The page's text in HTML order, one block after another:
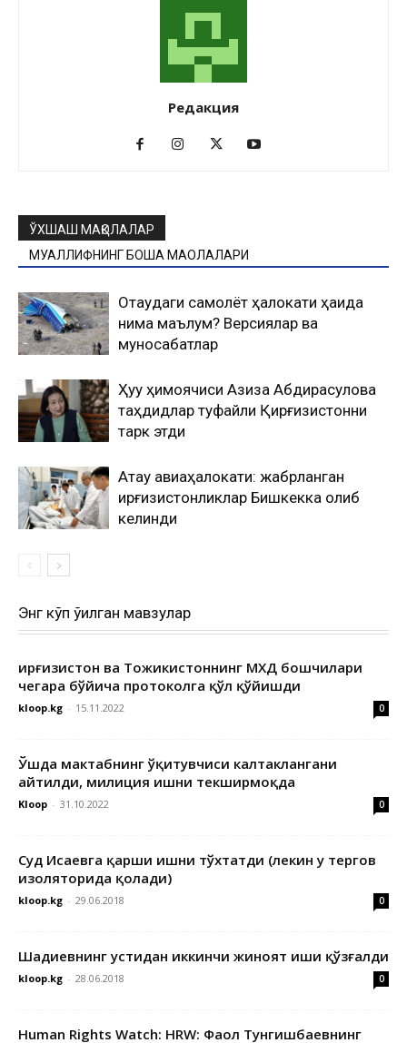
Редакция
ЎХШАШ МАҚОЛАЛАР
МУАЛЛИФНИНГ БОШҚА МАҚОЛАЛАРИ
Оқтаудаги самолёт ҳалокати ҳақида
нима маълум? Версиялар ва
муносабатлар
Ҳуқуқ ҳимоячиси Азиза Абдирасулова
таҳдидлар туфайли Қирғизистонни
тарк этди
Ақтау авиаҳалокати: жабрланган
қирғизистонликлар Бишкекка олиб
келинди
Энг кўп ўқилган мавзулар
Қирғизистон ва Тожикистоннинг МХДҚ бошчилари
чегара бўйича протоколга қўл қўйишди
kloop.kg - 15.11.2022 0
Ўшда мактабнинг ўқитувчиси калтаклангани
айтилди, милиция ишни текширмоқда
Kloop - 31.10.2022 0
Суд Исаевга қарши ишни тўхтатди (лекин у тергов
изоляторида қолади)
kloop.kg - 29.06.2018 0
Шадиевнинг устидан иккинчи жиноят иши қўзғалди
kloop.kg - 28.06.2018 0
Human Rights Watch: HRW: Фаол Тунгишбаевнинг